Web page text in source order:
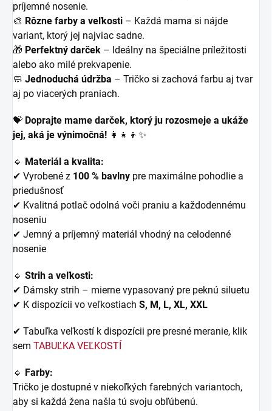
príjemné nosenie.
🎨 Rôzne farby a veľkosti – Každá mama si nájde
variant, ktorý jej najviac sadne.
🎁 Perfektný darček – Ideálny na špeciálne príležitosti
alebo ako milé prekvapenie.
🧼 Jednoduchá údržba – Tričko si zachová farbu aj tvar
aj po viacerých praniach.
💝 Doprajte mame darček, ktorý ju rozosmeje a ukáže
jej, aká je výnimočná! 👩‍👧‍👦✨
🔹 Materiál a kvalita:
✔ Vyrobené z 100 % bavlny pre maximálne pohodlie a
priedušnosť
✔ Kvalitná potlač odolná voči praniu a každodennému
noseniu
✔ Jemný a príjemný materiál vhodný na celodenné
nosenie
🔹 Strih a veľkosti:
✔ Dámsky strih – mierne vypasovaný pre peknú siluetu
✔ K dispozícii vo veľkostiach S, M, L, XL, XXL
✔ Tabuľka veľkostí k dispozícii pre presné meranie, klik
sem TABUĽKA VEĽKOSTÍ
🔹 Farby:
Tričko je dostupné v niekoľkých farebných variantoch,
aby si každá žena našla tú svoju obľúbenú.